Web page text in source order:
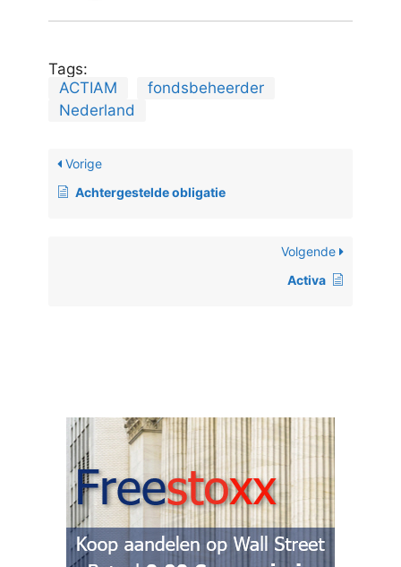
Tags:
ACTIAM
fondsbeheerder
Nederland
Vorige
Achtergestelde obligatie
Volgende
Activa